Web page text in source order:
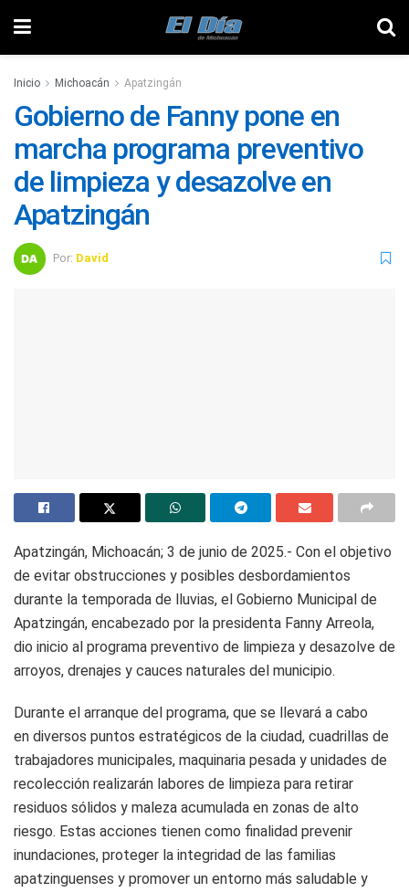
Inicio Michoacán Apatzingán
Gobierno de Fanny pone en
marcha programa preventivo
de limpieza y desazolve en
Apatzingán
Por: David
Apatzingán, Michoacán; 3 de junio de 2025.- Con el objetivo
de evitar obstrucciones y posibles desbordamientos
durante la temporada de lluvias, el Gobierno Municipal de
Apatzingán, encabezado por la presidenta Fanny Arreola,
dio inicio al programa preventivo de limpieza y desazolve de
arroyos, drenajes y cauces naturales del municipio.
Durante el arranque del programa, que se llevará a cabo
en diversos puntos estratégicos de la ciudad, cuadrillas de
trabajadores municipales, maquinaria pesada y unidades de
recolección realizarán labores de limpieza para retirar
residuos sólidos y maleza acumulada en zonas de alto
riesgo. Estas acciones tienen como finalidad prevenir
inundaciones, proteger la integridad de las familias
apatzinguenses y promover un entorno más saludable y